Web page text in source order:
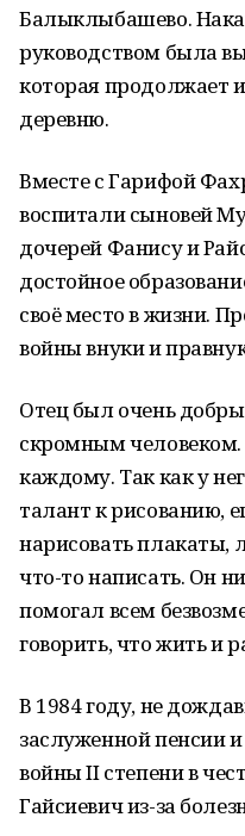
Балыклыбашево.
руководством была
которая продолжает
деревню.
Вместе с Гарифой
воспитали сыновей
дочерей Фанису и
достойное
своё место в жизни.
войны внуки и
Отец был очень
скромным человеком.
каждому. Так как у
талант к рисованию,
нарисовать плакаты,
что-то написать. Он
помогал всем
говорить, что жить и
В 1984 году, не
заслуженной пенсии
войны II степени в
Гайсиевич из-за